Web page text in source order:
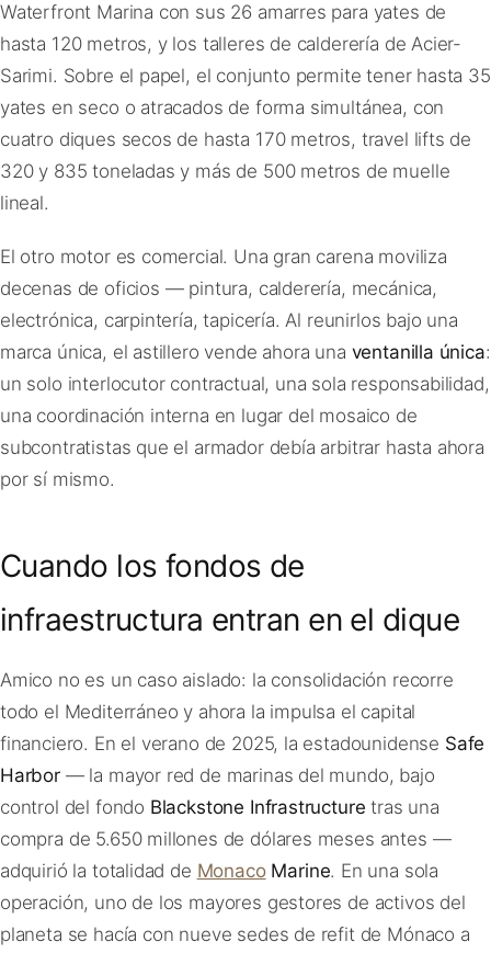
Waterfront Marina con sus 26 amarres para yates de
hasta 120 metros, y los talleres de calderería de Acier-
Sarimi. Sobre el papel, el conjunto permite tener hasta 35
yates en seco o atracados de forma simultánea, con
cuatro diques secos de hasta 170 metros, travel lifts de
320 y 835 toneladas y más de 500 metros de muelle
lineal.
El otro motor es comercial. Una gran carena moviliza
decenas de oficios — pintura, calderería, mecánica,
electrónica, carpintería, tapicería. Al reunirlos bajo una
marca única, el astillero vende ahora una ventanilla única:
un solo interlocutor contractual, una sola responsabilidad,
una coordinación interna en lugar del mosaico de
subcontratistas que el armador debía arbitrar hasta ahora
por sí mismo.
Cuando los fondos de
infraestructura entran en el dique
Amico no es un caso aislado: la consolidación recorre
todo el Mediterráneo y ahora la impulsa el capital
financiero. En el verano de 2025, la estadounidense Safe
Harbor— la mayor red de marinas del mundo, bajo
control del fondo Blackstone Infrastructure tras una
compra de 5.650 millones de dólares meses antes —
adquirió la totalidad de MonacoMarine. En una sola
operación, uno de los mayores gestores de activos del
planeta se hacía con nueve sedes de refit de Mónaco a